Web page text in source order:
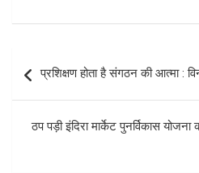
ce
b
o
o
k
at
A
p
p
navigation
प्रशिक्षण होता है संगठन की आत्मा :
ठप पड़ी इंदिरा मार्केट पुनर्विकास